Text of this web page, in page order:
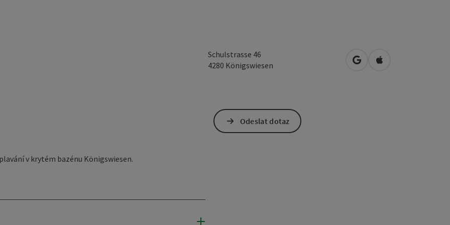
Schulstrasse 46
4280 Königswiesen Otevřít v Mapách Google
Otevřít v Mapách
v krytém bazénu Königswiesen.
Odeslat dotaz